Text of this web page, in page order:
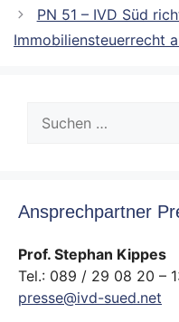
PN 51 – IVD Süd
Immobiliensteuerrecht
nach:
Ansprechpartner
Prof. Stephan Kippes
Tel.: 089 / 29 08 20 –
presse@ivd-sued.net